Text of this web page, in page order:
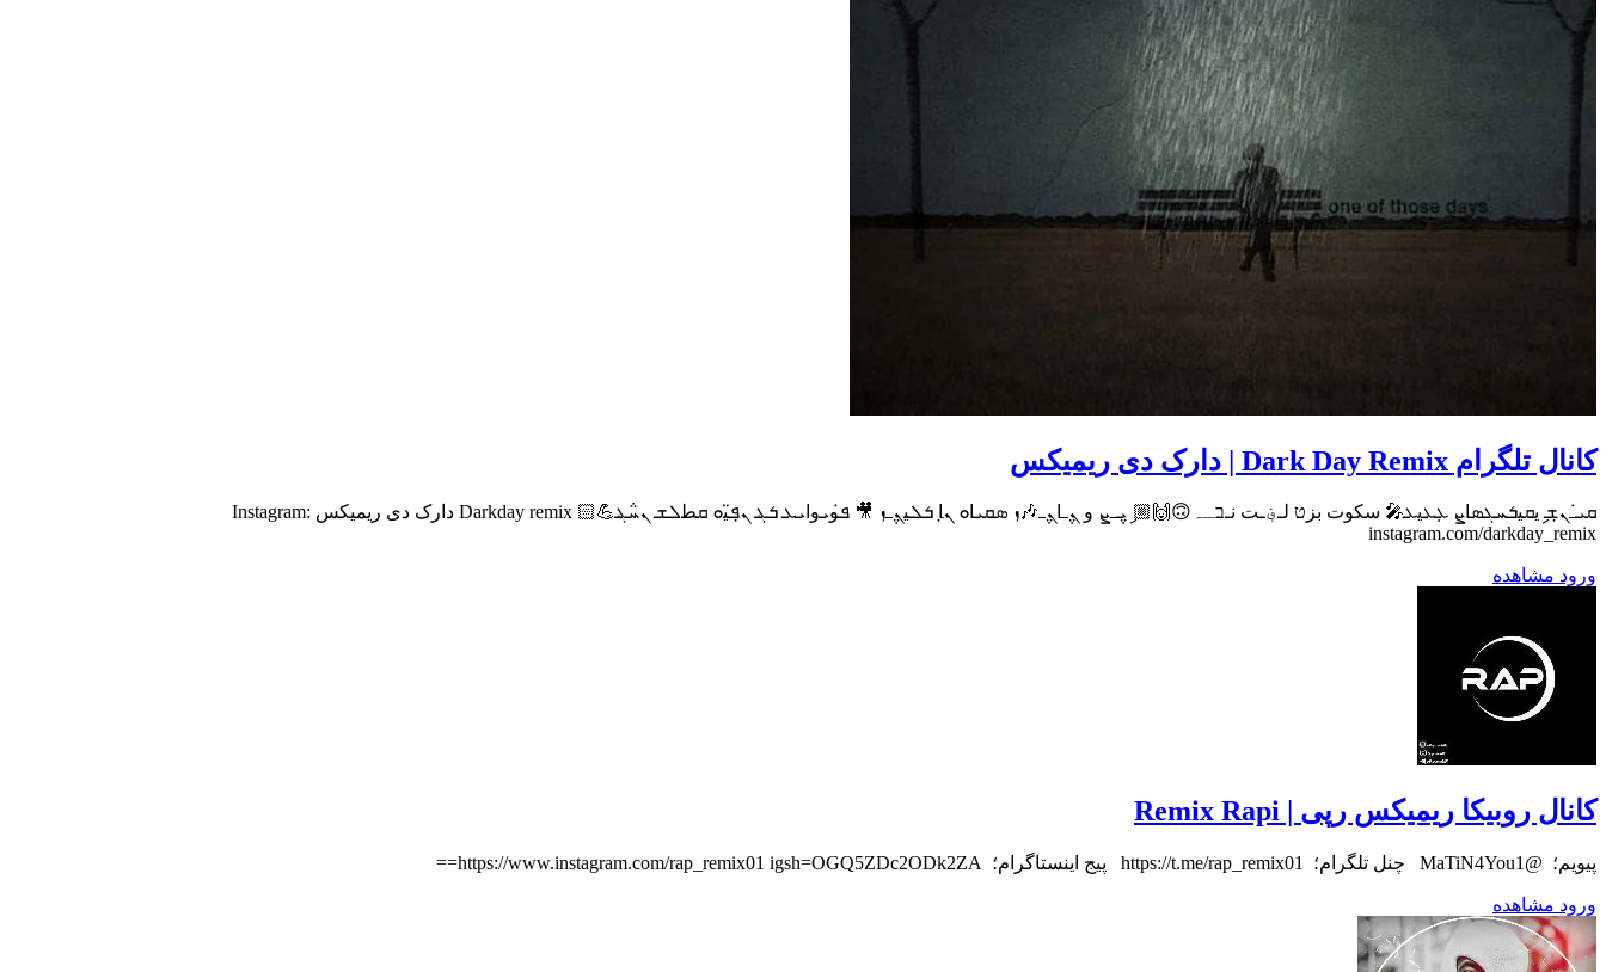
کانال تلگرام Dark Day Remix | دارک دی ریمیکس
ܩܝ̇ߺܢ̣ܫ ިیܩیܭܚܓܣߊ‌ܨ ܥܼܥ‌‌یܥ‌‌🎤 سکوت بزט لـ؋ـت نـבـہ🙃🙌🏼 ިܝ݆ߺܨ و ܢ݆ߺߊ‌ܢ݆ߺ🎶ܙ ܣܩܝ‌ߊ‌ܘ ܢ̣ߊ ܭܠیܢ݆ߺܙ 🎥 ܦ̇وܝ‌وߊ‌ܝ‌ܥ‌‌ ܭܔ ܢ̣ܦ̈یܘ ܩطܠܫ ܢܚ݅ܔ💪🏻 Darkday remix دارک دی ریمیکس Instagram:
instagram.com/darkday_remix
ورود مشاهده
کانال روبیکا ریمیکس رپی | Remix Rapi
‌پیویم؛ ‌ @MaTiN4You1‌ ‌ ‌ چنل تلگرام؛ ‌ https://t.me/rap_remix01 ‌ ‌ پیج اینستاگرام؛ ‌ https://www.instagram.com/rap_remix01 igsh=OGQ5ZDc2ODk2ZA==
ورود مشاهده